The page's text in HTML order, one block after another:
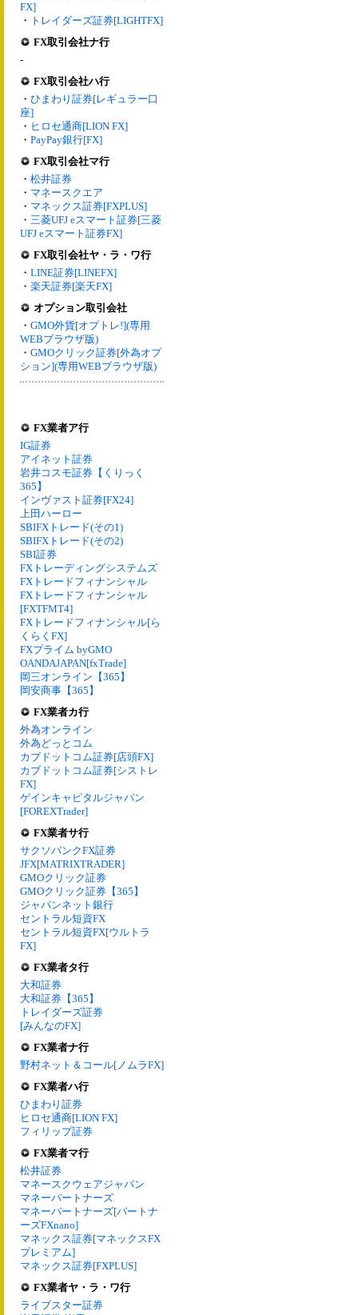
FX]
・ トレイダーズ証券[LIGHTFX]
FX取引会社ナ行
-
FX取引会社ハ行
・ ひまわり証券[レギュラー口
座]
・ ヒロセ通商[LION FX]
・ PayPay銀行[FX]
FX取引会社マ行
・ 松井証券
・ マネースクエア
・ マネックス証券[FXPLUS]
・ 三菱UFJ eスマート証券[三菱
UFJ eスマート証券FX]
FX取引会社ヤ・ラ・ワ行
・ LINE証券[LINEFX]
・ 楽天証券[楽天FX]
オプション取引会社
・ GMO外貨[オプトレ!](専用
WEBブラウザ版)
・ GMOクリック証券[外為オプ
ション](専用WEBブラウザ版)
FX業者ア行
IG証券
アイネット証券
岩井コスモ証券【くりっく
365】
インヴァスト証券[FX24]
上田ハーロー
SBIFXトレード(その1)
SBIFXトレード(その2)
SBI証券
FXトレーディングシステムズ
FXトレードフィナンシャル
FXトレードフィナンシャル
[FXTFMT4]
FXトレードフィナンシャル[ら
くらくFX]
FXプライム byGMO
OANDAJAPAN[fxTrade]
岡三オンライン【365】
岡安商事【365】
FX業者カ行
外為オンライン
外為どっとコム
カブドットコム証券[店頭FX]
カブドットコム証券[シストレ
FX]
ゲインキャピタルジャパン
[FOREXTrader]
FX業者サ行
サクソバンクFX証券
JFX[MATRIXTRADER]
GMOクリック証券
GMOクリック証券【365】
ジャパンネット銀行
セントラル短資FX
セントラル短資FX[ウルトラ
FX]
FX業者タ行
大和証券
大和証券【365】
トレイダーズ証券
[みんなのFX]
FX業者ナ行
野村ネット＆コール[ノムラFX]
FX業者ハ行
ひまわり証券
ヒロセ通商[LION FX]
フィリップ証券
FX業者マ行
松井証券
マネースクウェアジャパン
マネーパートナーズ
マネーパートナーズ[パートナ
ーズFXnano]
マネックス証券[マネックスFX
プレミアム]
マネックス証券[FXPLUS]
FX業者ヤ・ラ・ワ行
ライブスター証券